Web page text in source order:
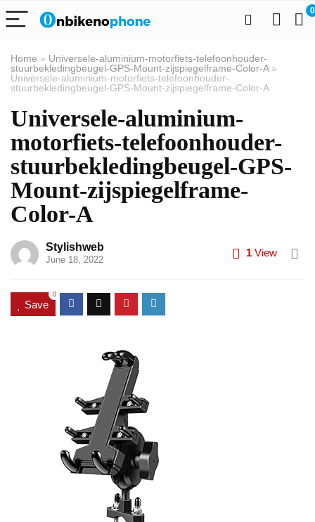
0
Home » Universele-aluminium-motorfiets-telefoonhouder-
stuurbekledingbeugel-GPS-Mount-zijspiegelframe-Color-A»
Universele-aluminium-motorfiets-telefoonhouder-
stuurbekledingbeugel-GPS-Mount-zijspiegelframe-Color-A
Universele-aluminium-
motorfiets-telefoonhouder-
stuurbekledingbeugel-GPS-
Mount-zijspiegelframe-
Color-A
Stylishweb
June 18, 2022
1 View
Save
0